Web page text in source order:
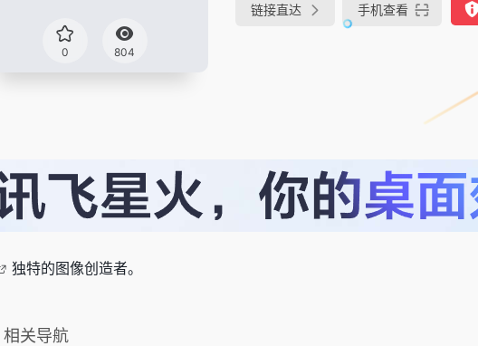
0 804
链接直达 手机查看
独特的图像创造者。
相关导航